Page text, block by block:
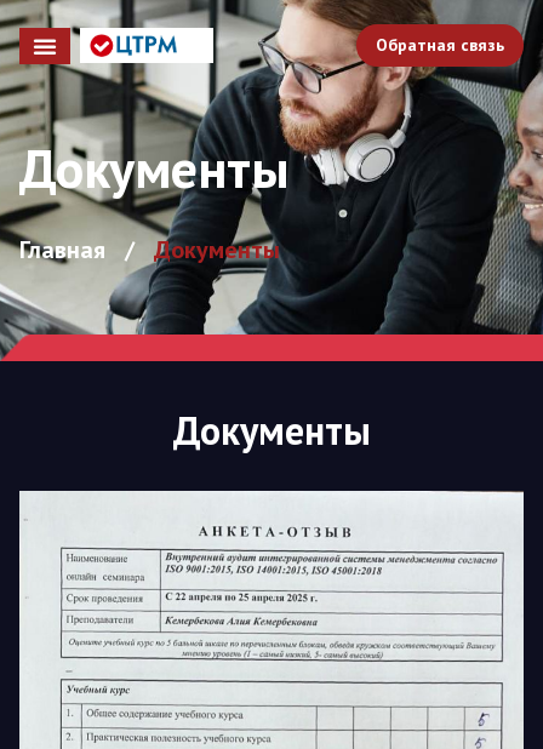
Обратная связь
Документы
Главная / Документы
Документы